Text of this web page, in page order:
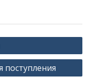
поступления